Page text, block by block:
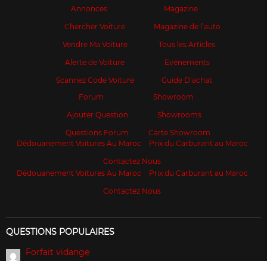
Annonces
Chercher Voiture
Vendre Ma Voiture
Alerte de Voiture
Scannez Code Voiture
Magazine
Magazine de l’auto
Tous les Articles
Evénements
Guide D’achat
Forum
Ajouter Question
Questions Forum
Showroom
Showrooms
Carte Showroom
Dédouanement Voitures Au Maroc
Prix du Carburant au Maroc
Contactez Nous
Dédouanement Voitures Au Maroc
Prix du Carburant au Maroc
Contactez Nous
QUESTIONS POPULAIRES
Forfait vidange